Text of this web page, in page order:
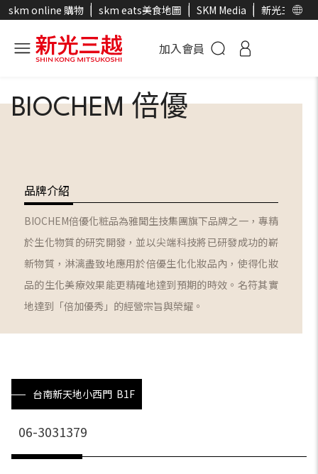
skm online 購物 skm eats美食地圖 SKM Media 新光三越官
加入會員
BIOCHEM 倍優
品牌介紹
BIOCHEM倍優化粧品為雅聞生技集團旗下品牌之一，專精
於生化物質的研究開發，並以尖端科技將已研發成功的嶄
新物質，淋漓盡致地應用於倍優生化化妝品內，使得化妝
品的生化美療效果能更精確地達到預期的時效。名符其實
地達到「倍加優秀」的經營宗旨與榮耀。
台南新天地小西門 B1F
06-3031379